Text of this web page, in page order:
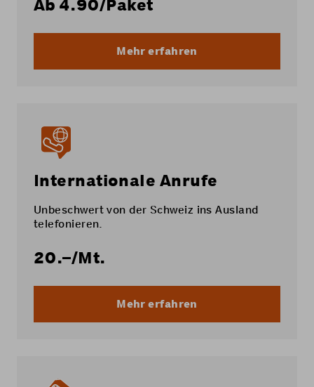
Ab 4.90/Paket
Mehr erfahren
Internationale Anrufe
Unbeschwert von der Schweiz ins Ausland
telefonieren.
20.–/Mt.
Mehr erfahren